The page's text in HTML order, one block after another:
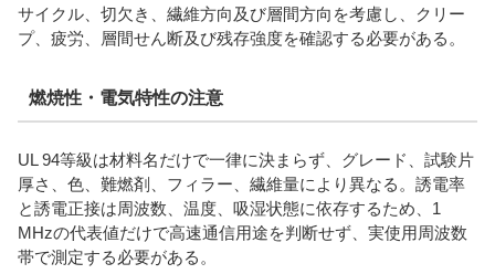
サイクル、切欠き、繊維方向及び層間方向を考慮し、クリー
プ、疲労、層間せん断及び残存強度を確認する必要がある。
燃焼性・電気特性の注意
UL 94等級は材料名だけで一律に決まらず、グレード、試験片
厚さ、色、難燃剤、フィラー、繊維量により異なる。誘電率
と誘電正接は周波数、温度、吸湿状態に依存するため、1
MHzの代表値だけで高速通信用途を判断せず、実使用周波数
帯で測定する必要がある。